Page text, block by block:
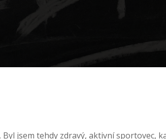
jsem tehdy zdravý, aktivní sportovec,